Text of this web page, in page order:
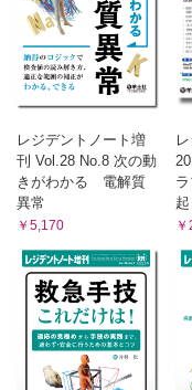
レジデントノート増
刊 Vol.28 No.8 次の動
きがわかる 電解質
異常
￥5,170
起